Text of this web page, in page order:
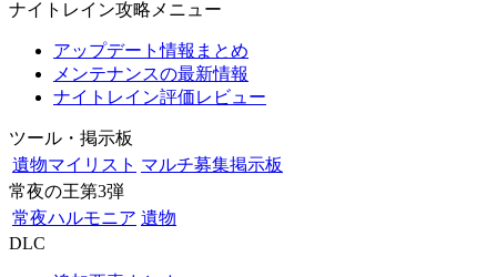
ナイトレイン攻略メニュー
アップデート情報まとめ
メンテナンスの最新情報
ナイトレイン評価レビュー
ツール・掲示板
遺物マイリスト マルチ募集掲示板
常夜の王第3弾
常夜ハルモニア 遺物
DLC